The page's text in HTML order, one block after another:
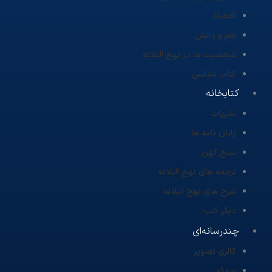
اقتصاد
علم و دانش
شخصیت ها در نهج البلاغه
کتاب شناسی
کتابخانه
نشریات
پایان نامه ها
نسخ کهن
ترجمه های نهج البلاغه
شرح های نهج البلاغه
دیگر کتب
چندرسانه‌ای
گالری تصویر